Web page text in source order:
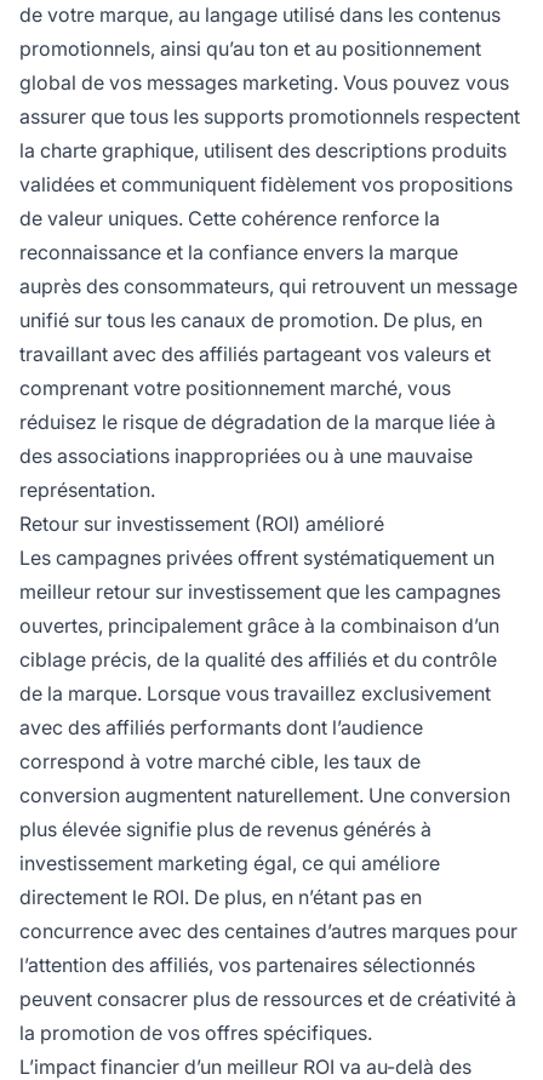
de votre marque, au langage utilisé dans les contenus
promotionnels, ainsi qu’au ton et au positionnement
global de vos messages marketing. Vous pouvez vous
assurer que tous les supports promotionnels respectent
la charte graphique, utilisent des descriptions produits
validées et communiquent fidèlement vos propositions
de valeur uniques. Cette cohérence renforce la
reconnaissance et la confiance envers la marque
auprès des consommateurs, qui retrouvent un message
unifié sur tous les canaux de promotion. De plus, en
travaillant avec des affiliés partageant vos valeurs et
comprenant votre positionnement marché, vous
réduisez le risque de dégradation de la marque liée à
des associations inappropriées ou à une mauvaise
représentation.
Retour sur investissement (ROI) amélioré
Les campagnes privées offrent systématiquement un
meilleur retour sur investissement que les campagnes
ouvertes, principalement grâce à la combinaison d’un
ciblage précis, de la qualité des affiliés et du contrôle
de la marque. Lorsque vous travaillez exclusivement
avec des affiliés performants dont l’audience
correspond à votre marché cible, les taux de
conversion augmentent naturellement. Une conversion
plus élevée signifie plus de revenus générés à
investissement marketing égal, ce qui améliore
directement le ROI. De plus, en n’étant pas en
concurrence avec des centaines d’autres marques pour
l’attention des affiliés, vos partenaires sélectionnés
peuvent consacrer plus de ressources et de créativité à
la promotion de vos offres spécifiques.
L’impact financier d’un meilleur ROI va au-delà des